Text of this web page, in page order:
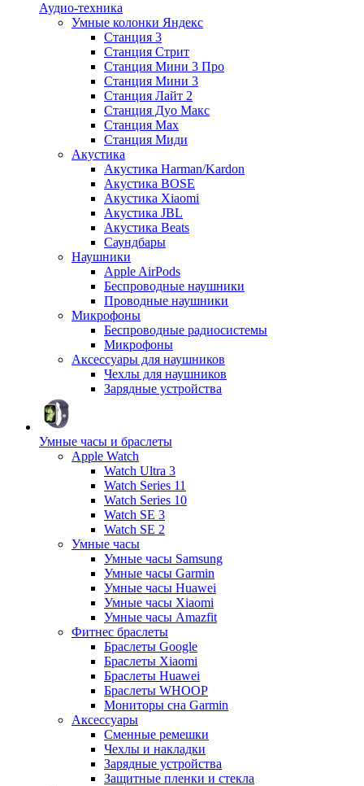
Аудио-техника
Умные колонки Яндекс
Станция 3
Станция Стрит
Станция Мини 3 Про
Станция Мини 3
Станция Лайт 2
Станция Дуо Макс
Станция Max
Станция Миди
Акустика
Акустика Harman/Kardon
Акустика BOSE
Акустика Xiaomi
Акустика JBL
Акустика Beats
Саундбары
Наушники
Apple AirPods
Беспроводные наушники
Проводные наушники
Микрофоны
Беспроводные радиосистемы
Микрофоны
Аксессуары для наушников
Чехлы для наушников
Зарядные устройства
Умные часы и браслеты
Apple Watch
Watch Ultra 3
Watch Series 11
Watch Series 10
Watch SE 3
Watch SE 2
Умные часы
Умные часы Samsung
Умные часы Garmin
Умные часы Huawei
Умные часы Xiaomi
Умные часы Amazfit
Фитнес браслеты
Браслеты Google
Браслеты Xiaomi
Браслеты Huawei
Браслеты WHOOP
Мониторы сна Garmin
Аксессуары
Сменные ремешки
Чехлы и накладки
Зарядные устройства
Защитные пленки и стекла